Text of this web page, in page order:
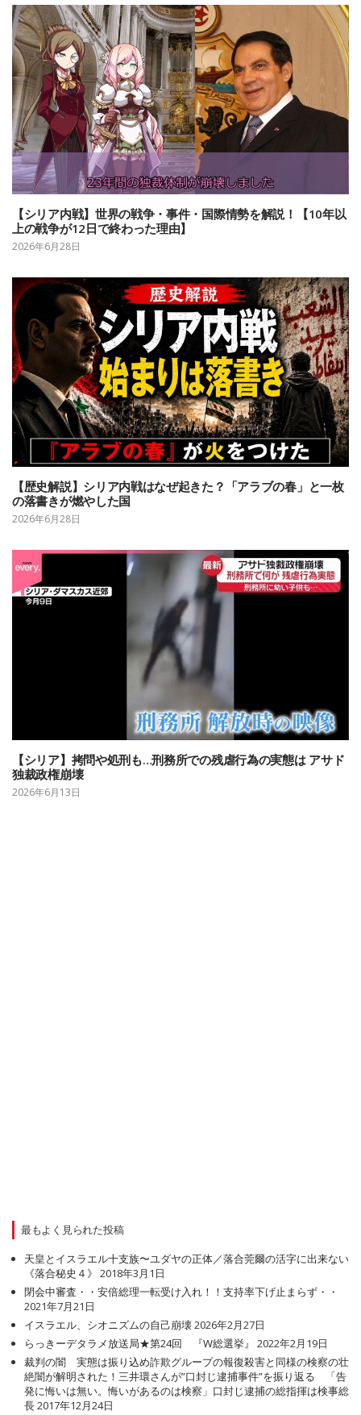
【シリア内戦】世界の戦争・事件・国際情勢を解説！【10年以
上の戦争が12日で終わった理由】
2026年6月28日
【歴史解説】シリア内戦はなぜ起きた？「アラブの春」と一枚
の落書きが燃やした国
2026年6月28日
【シリア】拷問や処刑も…刑務所での残虐行為の実態は アサド
独裁政権崩壊
2026年6月13日
最もよく見られた投稿
天皇とイスラエル十支族〜ユダヤの正体／落合莞爾の活字に出来ない
《落合秘史４》 2018年3月1日
閉会中審査・・安倍総理一転受け入れ！！支持率下げ止まらず・・
2021年7月21日
イスラエル、シオニズムの自己崩壊2026年2月27日
らっきーデタラメ放送局★第24回 『W総選挙』
2022年2月19日
裁判の闇 実態は振り込め詐欺グループの報復殺害と同様の検察の壮
絶闇が解明された！三井環さんが”口封じ逮捕事件”を振り返る 「告
発に悔いは無い。悔いがあるのは検察」口封じ逮捕の総指揮は検事総
長2017年12月24日